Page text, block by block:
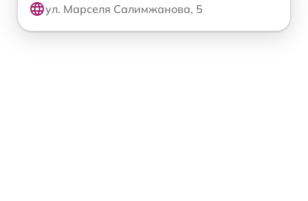
ул. Марселя Салимжанова, 5